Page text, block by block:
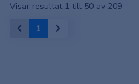
Visar resultat 1 till 50 av 209
1